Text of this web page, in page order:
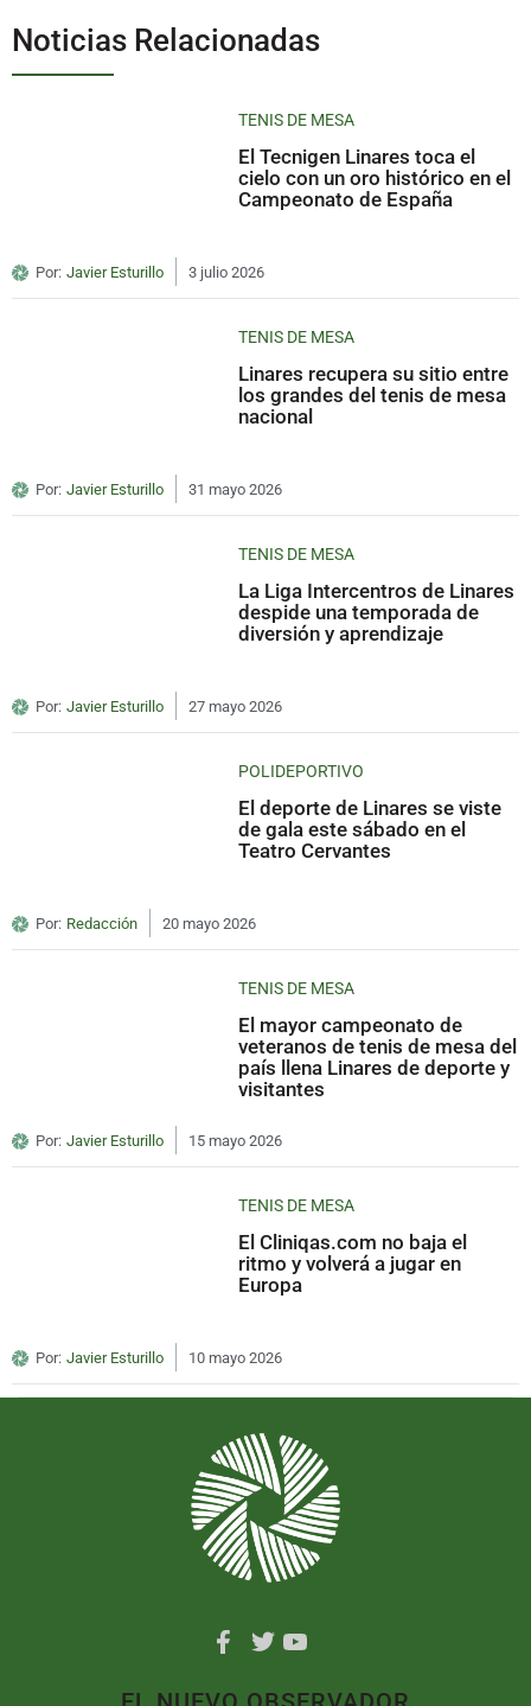
Noticias Relacionadas
TENIS DE MESA
El Tecnigen Linares toca el
cielo con un oro histórico en el
Campeonato de España
Por: Javier Esturillo 3 julio 2026
TENIS DE MESA
Linares recupera su sitio entre
los grandes del tenis de mesa
nacional
Por: Javier Esturillo 31 mayo 2026
TENIS DE MESA
La Liga Intercentros de Linares
despide una temporada de
diversión y aprendizaje
Por: Javier Esturillo 27 mayo 2026
POLIDEPORTIVO
El deporte de Linares se viste
de gala este sábado en el
Teatro Cervantes
Por: Redacción 20 mayo 2026
TENIS DE MESA
El mayor campeonato de
veteranos de tenis de mesa del
país llena Linares de deporte y
visitantes
Por: Javier Esturillo 15 mayo 2026
TENIS DE MESA
El Cliniqas.com no baja el
ritmo y volverá a jugar en
Europa
Por: Javier Esturillo 10 mayo 2026